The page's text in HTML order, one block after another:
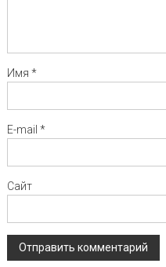
Имя *
E-mail *
Сайт